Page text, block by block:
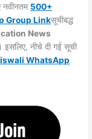
नवीनतम 500+
Group Linkसूचीबद्ध
News
इसलिए, नीचे दी गई सूची
WhatsApp